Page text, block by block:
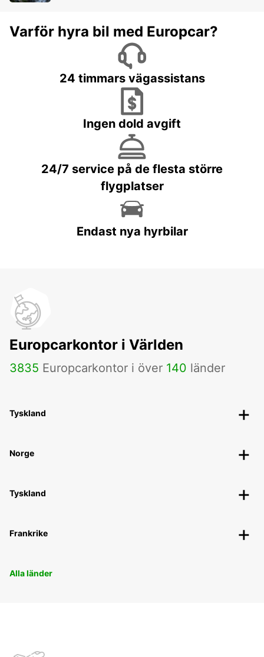
Varför hyra bil med Europcar?
24 timmars vägassistans
Ingen dold avgift
24/7 service på de flesta större
flygplatser
Endast nya hyrbilar
Europcarkontor i Världen
3835 Europcarkontor i över 140 länder
Tyskland
Norge
Tyskland
Frankrike
Alla länder